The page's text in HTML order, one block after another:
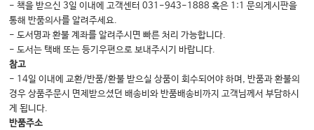
1. 우리 아이 두통 괜찮을까요?
우리 아이 두통 위험하지 않을까요? | 소아청소년기의 두통은 성인의 두통으로
이어질 수 있습니다
2. 소아청소년의 두통과 성인 두통의 차이점
“엄마, 배가 아파요” 소아청소년의 두통, 성인과 다릅니다 | 어른과 어린이 편두
통 환자의 차이점 | 두통이 없어도 편두통일 수 있다고요?
- 책을 받으신 3일 이내에 고객센터 031-943-1888 혹은 1:1 문의게시판을
통해 반품의사를 알려주세요.
- 도서명과 환불 계좌를 알려주시면 빠른 처리 가능합니다.
- 도서는 택배 또는 등기우편으로 보내주시기 바랍니다.
참고
- 14일 이내에 교환/반품/환불 받으실 상품이 회수되어야 하며, 반품과 환불의
경우 상품주문시 면제받으셨던 배송비와 반품배송비까지 고객님께서 부담하시
게 됩니다.
반품주소